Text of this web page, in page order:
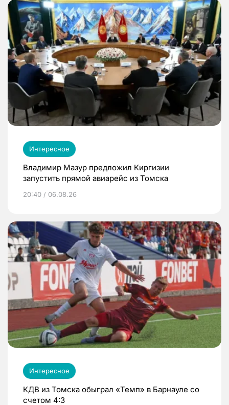
Интересное
Владимир Мазур предложил Киргизии
запустить прямой авиарейс из Томска
20:40 / 06.08.26
Интересное
КДВ из Томска обыграл «Темп» в Барнауле со
счетом 4:3